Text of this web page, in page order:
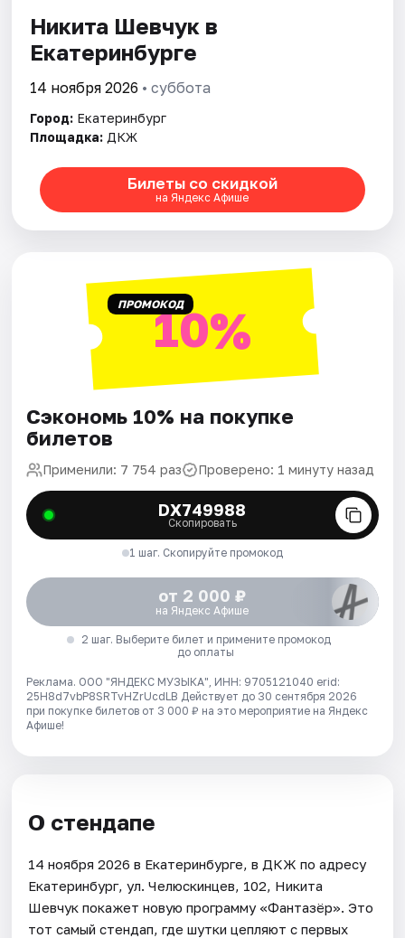
Площадки
Артисты
Никита Шевчук в
Екатеринбурге
14 ноября 2026 • суббота
Город: Екатеринбург
Площадка: ДКЖ
Билеты со скидкой
на Яндекс Афише
ПРОМОКОД10%
Сэкономь 10% на покупке
билетов
Применили: 7 754 раз Проверено: 1 минуту назад
DX749988
Скопировать
1 шаг. Скопируйте промокод
от 2 000 ₽
на Яндекс Афише
2 шаг. Выберите билет и примените промокод
до оплаты
Реклама. ООО "ЯНДЕКС МУЗЫКА", ИНН: 9705121040 erid:
25H8d7vbP8SRTvHZrUcdLB Действует до 30 сентября 2026
при покупке билетов от 3 000 ₽ на это мероприятие на Яндекс
Афише!
О стендапе
14 ноября 2026 в Екатеринбурге, в ДКЖ по адресу
Екатеринбург, ул. Челюскинцев, 102, Никита
Шевчук покажет новую программу «Фантазёр». Это
тот самый стендап, где шутки цепляют с первых